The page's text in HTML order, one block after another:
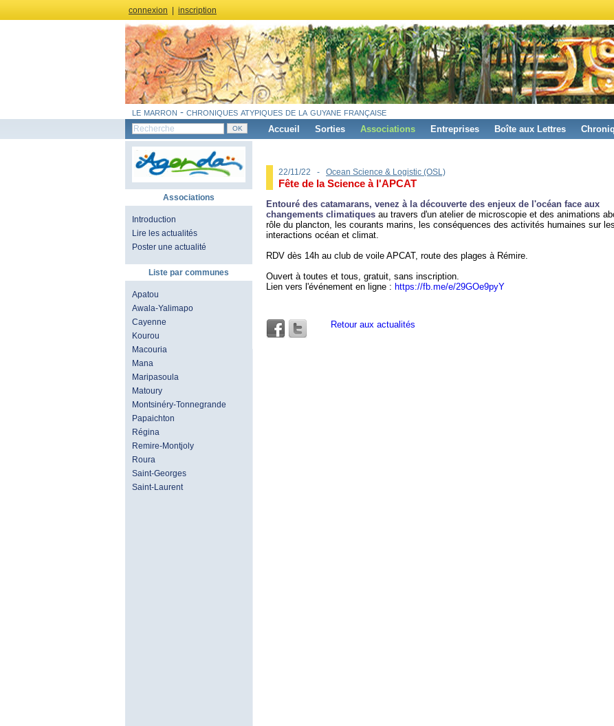
connexion inscription
le marron - chroniques atypiques de la guyane française
Accueil Sorties Associations Entreprises Boîte aux Lettres
Associations
Introduction
Lire les actualités
Poster une actualité
Liste par communes
Apatou
Awala-Yalimapo
Cayenne
Kourou
Macouria
Mana
Maripasoula
Matoury
Montsinéry-Tonnegrande
Papaichton
Régina
Remire-Montjoly
Roura
Saint-Georges
Saint-Laurent
22/11/22 - Ocean Science & Logistic (OSL)
Fête de la Science à l'APCAT
Entouré des catamarans, venez à la découverte des enjeux de l'océan face aux
changements climatiques au travers d'un atelier de microscopie et des animations
rôle du plancton, les courants marins, les conséquences des activités humaines sur les
interactions océan et climat.
RDV dès 14h au club de voile APCAT, route des plages à Rémire.
Ouvert à toutes et tous, gratuit, sans inscription.
Lien vers l'événement en ligne : https://fb.me/e/29GOe9pyY
Retour aux actualités